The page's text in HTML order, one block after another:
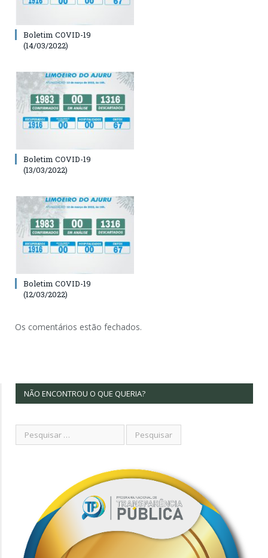
Boletim COVID-19
(14/03/2022)
Boletim COVID-19
(13/03/2022)
Boletim COVID-19
(12/03/2022)
Os comentários estão fechados.
NÃO ENCONTROU O QUE QUERIA?